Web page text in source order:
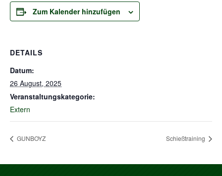
Zum Kalender hinzufügen
DETAILS
Datum:
26 August, 2025
Veranstaltungskategorie:
Extern
GUNBOYZ Schießtraining